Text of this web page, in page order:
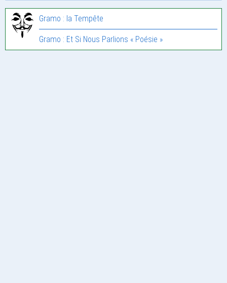
Gramo : la Tempête
Gramo : Et Si Nous Parlions « Poésie »